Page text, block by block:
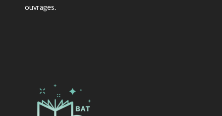
ouvrages.